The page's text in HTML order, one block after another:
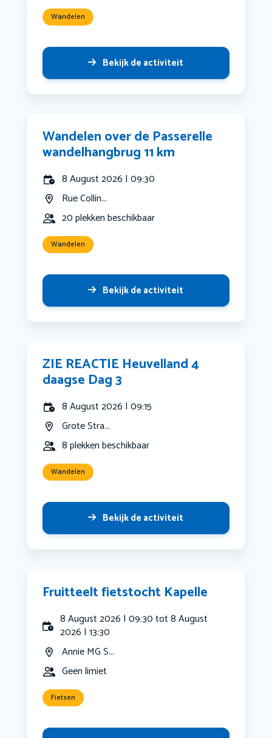
Wandelen
Bekijk de activiteit
Wandelen over de Passerelle
wandelhangbrug 11 km
8 August 2026 | 09:30
Rue Collin...
20 plekken beschikbaar
Wandelen
Bekijk de activiteit
ZIE REACTIE Heuvelland 4
daagse Dag 3
8 August 2026 | 09:15
Grote Stra...
8 plekken beschikbaar
Wandelen
Bekijk de activiteit
Fruitteelt fietstocht Kapelle
8 August 2026 | 09:30 tot 8 August
2026 | 13:30
Annie MG S...
Geen limiet
Fietsen